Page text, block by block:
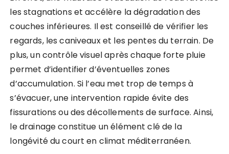
les stagnations et accélère la dégradation des
couches inférieures. Il est conseillé de vérifier les
regards, les caniveaux et les pentes du terrain. De
plus, un contrôle visuel après chaque forte pluie
permet d’identifier d’éventuelles zones
d’accumulation. Si l’eau met trop de temps à
s’évacuer, une intervention rapide évite des
fissurations ou des décollements de surface. Ainsi,
le drainage constitue un élément clé de la
longévité du court en climat méditerranéen.